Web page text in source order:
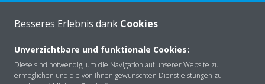
Über Daikin
Besseres Erlebnis dank Cookies
Unverzichtbare und funktionale Cookies:
Diese sind notwendig, um die Navigation auf unserer Website zu
ermöglichen und die von Ihnen gewünschten Dienstleistungen zu